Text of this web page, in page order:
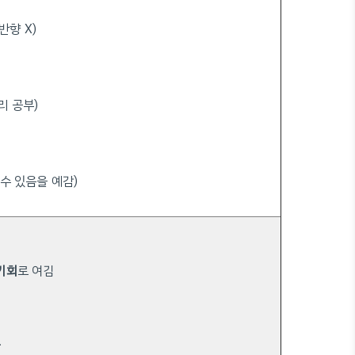
향 X)
공부)
있음을 예감)
회로 여김